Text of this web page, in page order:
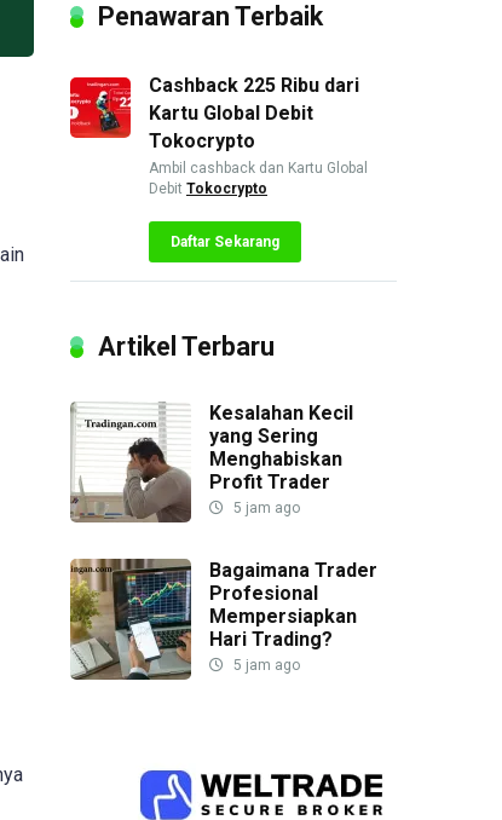
Penawaran Terbaik
Cashback 225 Ribu dari
Kartu Global Debit
Tokocrypto
Ambil cashback dan Kartu Global
Debit Tokocrypto
Daftar Sekarang
Artikel Terbaru
Kesalahan Kecil
yang Sering
Menghabiskan
Profit Trader
5 jam ago
Bagaimana Trader
Profesional
Mempersiapkan
Hari Trading?
5 jam ago